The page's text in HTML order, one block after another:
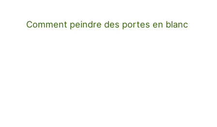
Comment peindre des portes en blanc